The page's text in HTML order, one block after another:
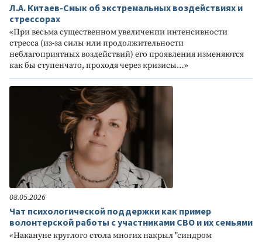
Л.А. Китаев-Смык об экстремальных воздействиях и
стрессорах
«При весьма существенном увеличении интенсивности
стресса (из-за силы или продолжительности
неблагоприятных воздействий) его проявления изменяются
как бы ступенчато, проходя через кризисы…»
08.05.2026
Чат психологической поддержки как пример
волонтерской работы с участниками СВО и их семьями
«Накануне круглого стола многих накрыл "синдром